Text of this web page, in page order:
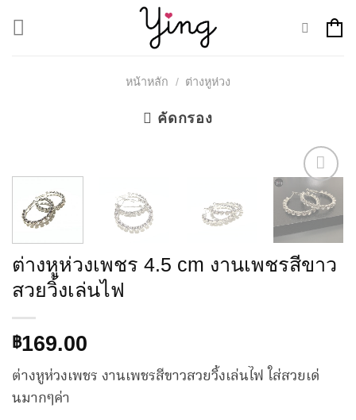
หน้าหลัก / ต่างหูห่วง
คัดกรอง
Add to
Wishlist
ต่างหูห่วงเพชร 4.5 cm งานเพชรสีขาว
สวยวิ้งเล่นไฟ
฿169.00
ต่างหูห่วงเพชร งานเพชรสีขาวสวยวิ้งเล่นไฟ ใส่สวยเด่
นมากๆค่า